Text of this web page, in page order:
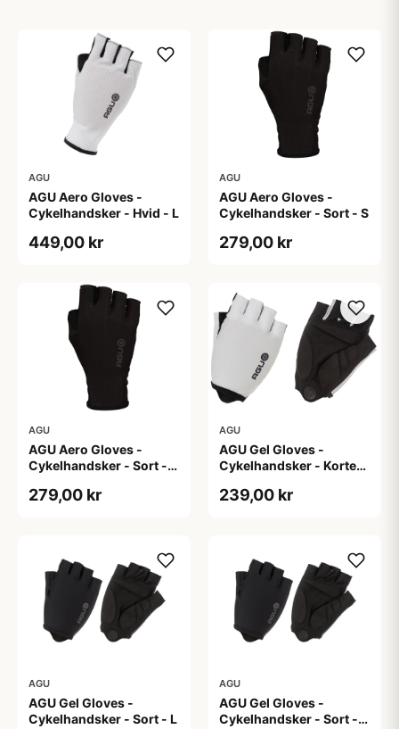
AGU
AGU Aero Gloves -
Cykelhandsker - Hvid - L
449,00 kr
AGU
AGU Aero Gloves -
Cykelhandsker - Sort - S
279,00 kr
AGU
AGU Aero Gloves -
Cykelhandsker - Sort -
279,00 kr
AGU
AGU Gel Gloves -
Cykelhandsker - Korte
239,00 kr
AGU
AGU Gel Gloves -
Cykelhandsker - Sort - L
AGU
AGU Gel Gloves -
Cykelhandsker - Sort -